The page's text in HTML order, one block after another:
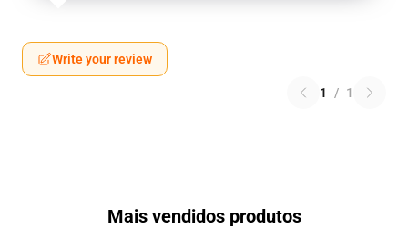
Write your review
1 / 1
Mais vendidos produtos